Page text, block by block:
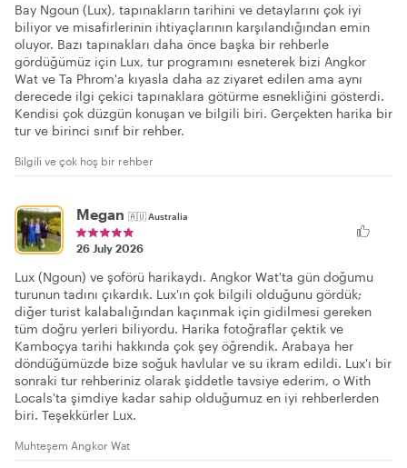
Bay Ngoun (Lux), tapınakların tarihini ve detaylarını çok iyi
biliyor ve misafirlerinin ihtiyaçlarının karşılandığından emin
oluyor. Bazı tapınakları daha önce başka bir rehberle
gördüğümüz için Lux, tur programını esneterek bizi Angkor
Wat ve Ta Phrom'a kıyasla daha az ziyaret edilen ama aynı
derecede ilgi çekici tapınaklara götürme esnekliğini gösterdi.
Kendisi çok düzgün konuşan ve bilgili biri. Gerçekten harika bir
tur ve birinci sınıf bir rehber.
Bilgili ve çok hoş bir rehber
Megan 🇦🇺Australia
26 July 2026
Lux (Ngoun) ve şoförü harikaydı. Angkor Wat'ta gün doğumu
turunun tadını çıkardık. Lux'ın çok bilgili olduğunu gördük;
diğer turist kalabalığından kaçınmak için gidilmesi gereken
tüm doğru yerleri biliyordu. Harika fotoğraflar çektik ve
Kamboçya tarihi hakkında çok şey öğrendik. Arabaya her
döndüğümüzde bize soğuk havlular ve su ikram edildi. Lux'ı bir
sonraki tur rehberiniz olarak şiddetle tavsiye ederim, o With
Locals'ta şimdiye kadar sahip olduğumuz en iyi rehberlerden
biri. Teşekkürler Lux.
Muhteşem Angkor Wat